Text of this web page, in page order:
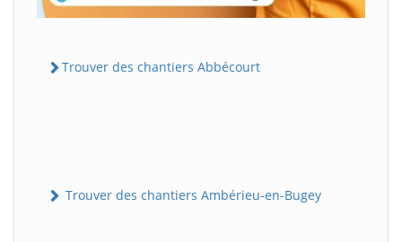
Trouver des chantiers Abbécourt
Trouver des chantiers Ambérieu-en-Bugey